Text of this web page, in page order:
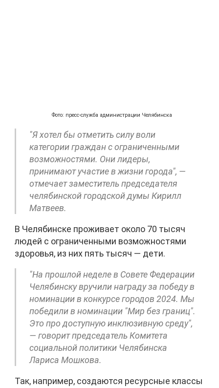
Фото: пресс-служба администрации Челябинска
"Я хотел бы отметить силу воли
категории граждан с ограниченными
возможностями. Они лидеры,
принимают участие в жизни города", —
отмечает заместитель председателя
челябинской городской думы Кирилл
Матвеев.
В Челябинске проживает около 70 тысяч
людей с ограниченными возможностями
здоровья, из них пять тысяч — дети.
"На прошлой неделе в Совете Федерации
Челябинску вручили награду за победу в
номинации в конкурсе городов 2024. Мы
победили в номинации "Мир без границ".
Это про доступную инклюзивную среду",
— говорит председатель Комитета
социальной политики Челябинска
Лариса Мошкова.
Так, например, создаются ресурсные классы